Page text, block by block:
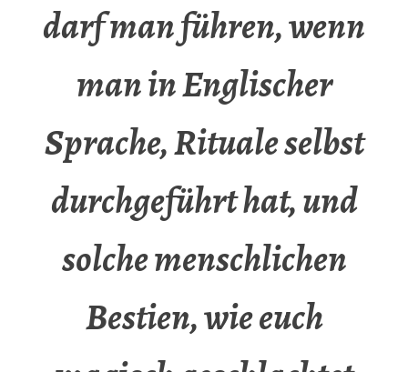
darf man führen, wenn
man in Englischer
Sprache, Rituale selbst
durchgeführt hat, und
solche menschlichen
Bestien, wie euch